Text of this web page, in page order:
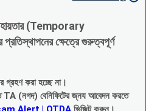
(Temporary
ক্ষেত্রে গুরুত্বপূর্ণ
করা হচ্ছে না।
TA (নগদ) বেনিফিটের জ্নয আবেদন করতে